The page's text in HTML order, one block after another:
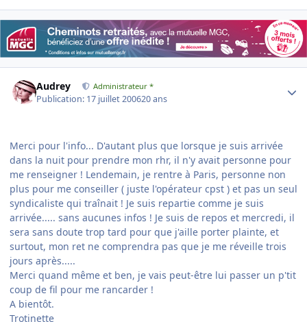
Audrey Administrateur *
Publication: 17 juillet 200620 ans
Merci pour l'info... D'autant plus que lorsque je suis arrivée
dans la nuit pour prendre mon rhr, il n'y avait personne pour
me renseigner ! Lendemain, je rentre à Paris, personne non
plus pour me conseiller ( juste l'opérateur cpst ) et pas un seul
syndicaliste qui traînait ! Je suis repartie comme je suis
arrivée..... sans aucunes infos ! Je suis de repos et mercredi, il
sera sans doute trop tard pour que j'aille porter plainte, et
surtout, mon ret ne comprendra pas que je me réveille trois
jours après.....
Merci quand même et ben, je vais peut-être lui passer un p'tit
coup de fil pour me rancarder !
A bientôt.
Trotinette